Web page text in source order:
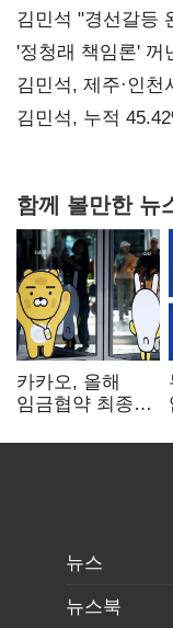
김민석 "경선갈등
사과부터"
'정청래 책임론'
때리기
김민석, 제주·인
탈환'(종합)
김민석, 누적
함께 볼만한 뉴
카카오, 올해
임금협약 최종
인상·격려금
뉴스
뉴스북